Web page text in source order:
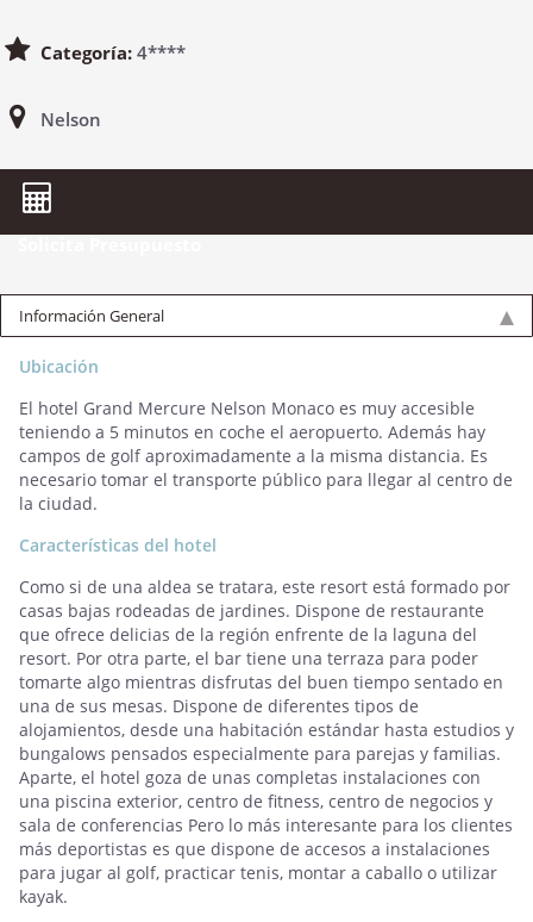
Categoría:4****
Nelson
Información General
Ubicación
El hotel Grand Mercure Nelson Monaco es muy accesible
teniendo a 5 minutos en coche el aeropuerto. Además hay
campos de golf aproximadamente a la misma distancia. Es
necesario tomar el transporte público para llegar al centro de
la ciudad.
Características del hotel
Como si de una aldea se tratara, este resort está formado por
casas bajas rodeadas de jardines. Dispone de restaurante
que ofrece delicias de la región enfrente de la laguna del
resort. Por otra parte, el bar tiene una terraza para poder
tomarte algo mientras disfrutas del buen tiempo sentado en
una de sus mesas. Dispone de diferentes tipos de
alojamientos, desde una habitación estándar hasta estudios y
bungalows pensados especialmente para parejas y familias.
Aparte, el hotel goza de unas completas instalaciones con
una piscina exterior, centro de fitness, centro de negocios y
sala de conferencias Pero lo más interesante para los clientes
más deportistas es que dispone de accesos a instalaciones
para jugar al golf, practicar tenis, montar a caballo o utilizar
kayak.